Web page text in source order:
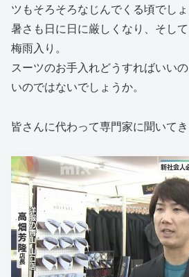
ツもそろそろなじんでくる頃でしょ
暑さも日に日に厳しくなり、そし
梅雨入り。
スーツのお手入れどうすればいい
いのではないでしょうか。
皆さんに代わって専門家に聞いてき